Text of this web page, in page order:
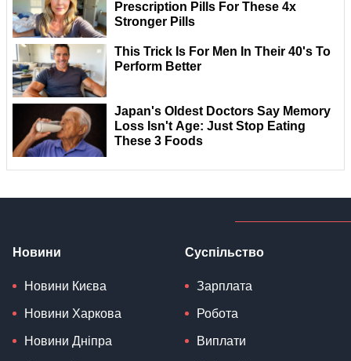
Новини
Новини Києва
Новини Харкова
Новини Дніпра
Суспільство
Зарплата
Робота
Виплати